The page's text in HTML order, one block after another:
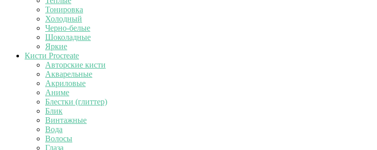
Тонировка
Холодный
Черно-белые
Шоколадные
Яркие
Кисти Procreate
Авторские кисти
Акварельные
Акриловые
Аниме
Блестки (глиттер)
Блик
Винтажные
Вода
Волосы
Глаза